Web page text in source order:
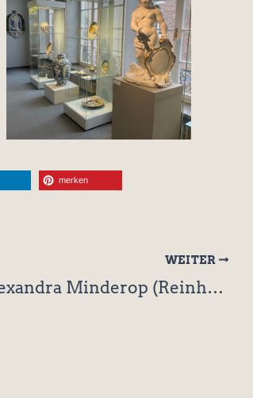
merken
WEITER
Alexandra Minderop (Reinhold Neven Dumont)